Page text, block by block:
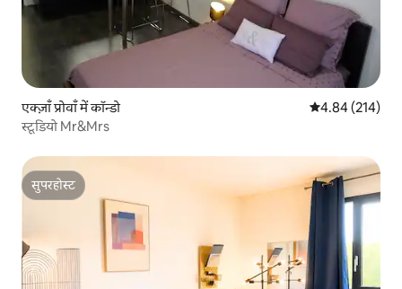
एक्ज़ाँ प्रोवाँ में कॉन्डो औसत रेटिंग 5 में से
4.84 (214)
स्टूडियो Mr&Mrs
सुपरहोस्ट
सुपरहोस्ट